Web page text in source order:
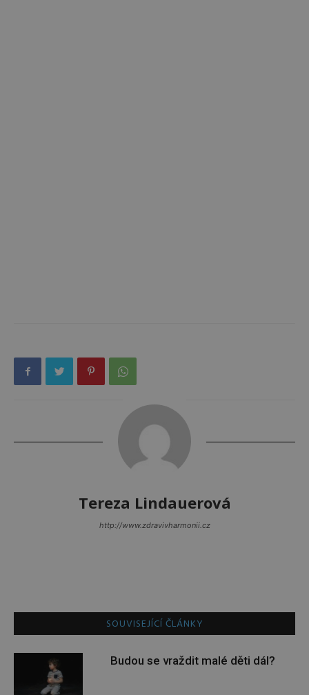
Tereza Lindauerová
http://www.zdravivharmonii.cz
SOUVISEJÍCÍ ČLÁNKY
Budou se vraždit malé děti dál?